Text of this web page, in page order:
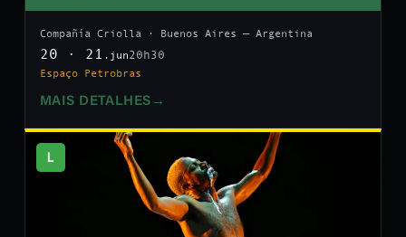
Compañía Criolla · Buenos Aires — Argentina
20 · 21 .jun20h30
Espaço Petrobras
MAIS DETALHES →
L